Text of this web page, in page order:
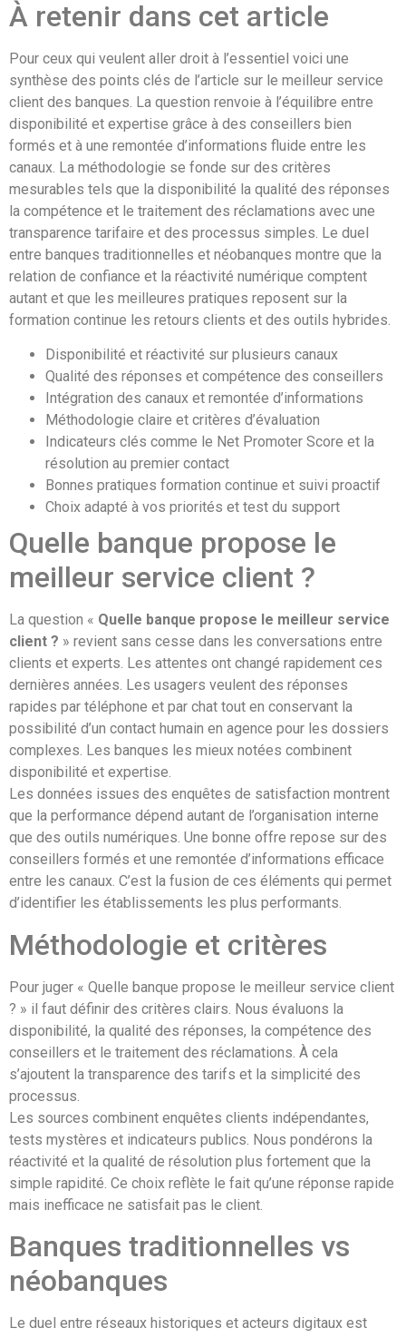
À retenir dans cet article
Pour ceux qui veulent aller droit à l’essentiel voici une
synthèse des points clés de l’article sur le meilleur service
client des banques. La question renvoie à l’équilibre entre
disponibilité et expertise grâce à des conseillers bien
formés et à une remontée d’informations fluide entre les
canaux. La méthodologie se fonde sur des critères
mesurables tels que la disponibilité la qualité des réponses
la compétence et le traitement des réclamations avec une
transparence tarifaire et des processus simples. Le duel
entre banques traditionnelles et néobanques montre que la
relation de confiance et la réactivité numérique comptent
autant et que les meilleures pratiques reposent sur la
formation continue les retours clients et des outils hybrides.
Disponibilité et réactivité sur plusieurs canaux
Qualité des réponses et compétence des conseillers
Intégration des canaux et remontée d’informations
Méthodologie claire et critères d’évaluation
Indicateurs clés comme le Net Promoter Score et la
résolution au premier contact
Bonnes pratiques formation continue et suivi proactif
Choix adapté à vos priorités et test du support
Quelle banque propose le
meilleur service client ?
La question « Quelle banque propose le meilleur service
client ? » revient sans cesse dans les conversations entre
clients et experts. Les attentes ont changé rapidement ces
dernières années. Les usagers veulent des réponses
rapides par téléphone et par chat tout en conservant la
possibilité d’un contact humain en agence pour les dossiers
complexes. Les banques les mieux notées combinent
disponibilité et expertise.
Les données issues des enquêtes de satisfaction montrent
que la performance dépend autant de l’organisation interne
que des outils numériques. Une bonne offre repose sur des
conseillers formés et une remontée d’informations efficace
entre les canaux. C’est la fusion de ces éléments qui permet
d’identifier les établissements les plus performants.
Méthodologie et critères
Pour juger « Quelle banque propose le meilleur service client
? » il faut définir des critères clairs. Nous évaluons la
disponibilité, la qualité des réponses, la compétence des
conseillers et le traitement des réclamations. À cela
s’ajoutent la transparence des tarifs et la simplicité des
processus.
Les sources combinent enquêtes clients indépendantes,
tests mystères et indicateurs publics. Nous pondérons la
réactivité et la qualité de résolution plus fortement que la
simple rapidité. Ce choix reflète le fait qu’une réponse rapide
mais inefficace ne satisfait pas le client.
Banques traditionnelles vs
néobanques
Le duel entre réseaux historiques et acteurs digitaux est